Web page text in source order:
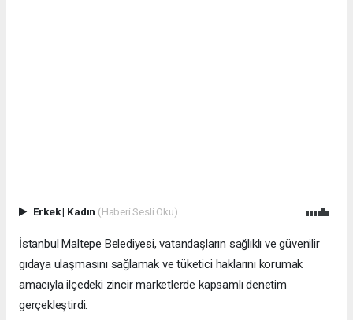
Erkek| Kadın (Haberi Sesli Oku)
İstanbul Maltepe Belediyesi, vatandaşların sağlıklı ve güvenilir
gıdaya ulaşmasını sağlamak ve tüketici haklarını korumak
amacıyla ilçedeki zincir marketlerde kapsamlı denetim
gerçekleştirdi.